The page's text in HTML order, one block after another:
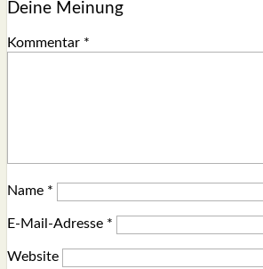
Deine Meinung
Kommentar *
Name *
E-Mail-Adresse *
Website